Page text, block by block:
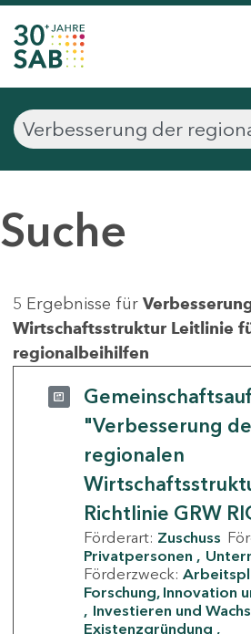
Suche
5 Ergebnisse für
Wirtschaftsstruktur Leitlinie
regionalbeihilfen
"Verbesserung
regionalen
Richtlinie GRW
Förderart: Zuschuss
Privatpersonen
Förderzweck:
Forschung, Innovation
Investieren und
Existenzgründung